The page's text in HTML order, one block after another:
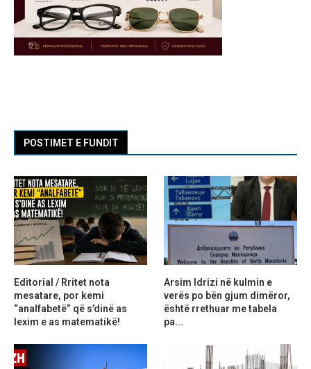
POSTIMET E FUNDIT
Editorial / Rritet nota
mesatare, por kemi
“analfabetë” që s’dinë as
lexim e as matematikë!
Arsim Idrizi në kulmin e
verës po bën gjum dimëror,
është rrethuar me tabela
pa...